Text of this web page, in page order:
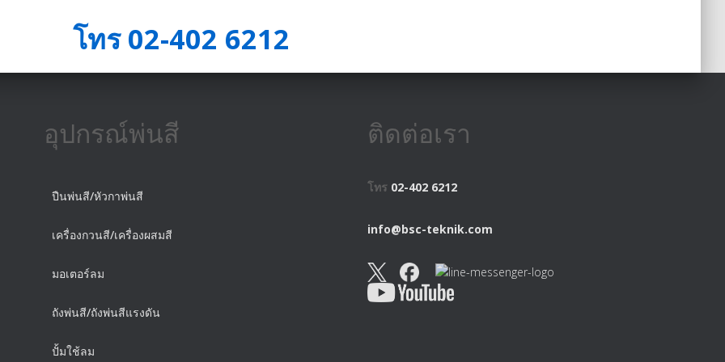
โทร 02-402 6212
อุปกรณ์พ่นสี
ปืนพ่นสี/หัวกาพ่นสี
เครื่องกวนสี/เครื่องผสมสี
มอเตอร์ลม
ถังพ่นสี/ถังพ่นสีแรงดัน
ปั้มใช้ลม
ติดต่อเรา
โทร 02-402 6212
info@bsc-teknik.com